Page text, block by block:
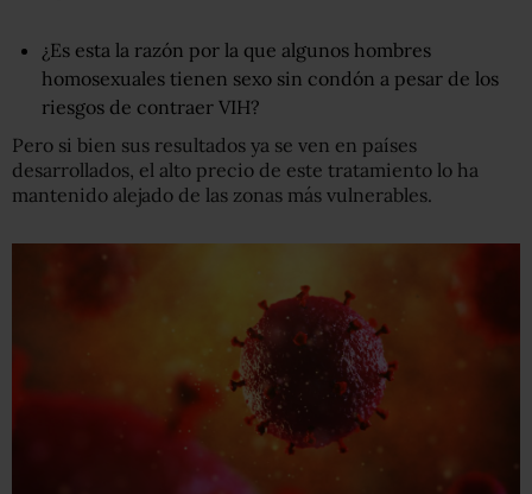
¿Es esta la razón por la que algunos hombres
homosexuales tienen sexo sin condón a pesar de los
riesgos de contraer VIH?
Pero si bien sus resultados ya se ven en países
desarrollados, el alto precio de este tratamiento lo ha
mantenido alejado de las zonas más vulnerables.